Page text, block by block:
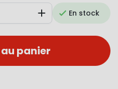
AugmenterEn stock
panier